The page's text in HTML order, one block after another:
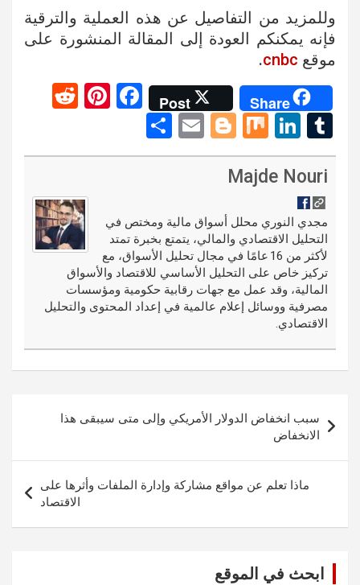
وللمزيد من التفاصيل عن هذه العملية والترقية
فإنه يمكنكم العودة إلى المقالة المنشورة على
موقع cnbc
.
Share
Post
F
ce
o
k
Pi
er
t
d
t
T
u
m
bl
r
Li
n
ke
n
M
ix
Bl
o
er
E
m
h
Majde Nouri
مجدي النوري محلل أسواق مالية ومختص في
التحليل الاقتصادي والمالي، يتمتع بخبرة تمتد
لأكثر من 16 عامًا في مجال تحليل الأسواق، مع
تركيز خاص على التحليل الأساسي للاقتصاد والأسواق
المالية، وقد عمل مع جهات رقابية حكومية ومؤسسات
مصرفية ووسائل إعلام عالمية في إعداد المحتوى والتحليل
الاقتصادي.
المقالات
سبب انخفاض الدولار الأمريكي وإلى متى سيبقى هذا
الانخفاض
ماذا تعلم عن مواقع مشاركة وإدارة الملفات وأثرها على
الاقتصاد
ابحث في الموقع